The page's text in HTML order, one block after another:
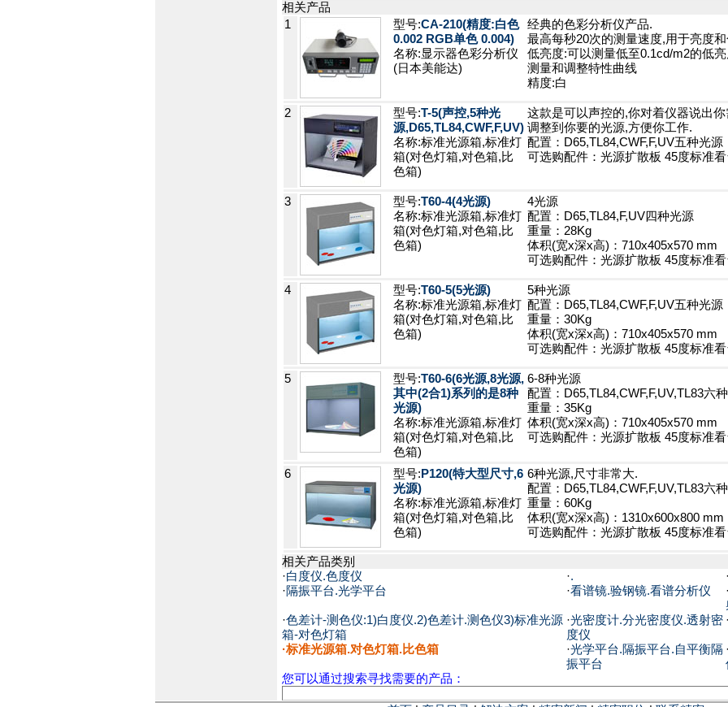
相关产品
1
型号:CA-210(精度:白色
0.002 RGB单色 0.004)
名称:显示器色彩分析仪
(日本美能达)
经典的色彩分析仪产品.
最高每秒20次的测量速度,用于亮度
低亮度:可以测量低至0.1cd/m2的低
测量和调整特性曲线
精度:白
2 型号:T-5(声控,5种光
源,D65,TL84,CWF,F,UV)
名称:标准光源箱,标准灯
箱(对色灯箱,对色箱,比
色箱)
这款是可以声控的,你对着仪器说出
调整到你要的光源,方便你工作.
配置：D65,TL84,CWF,F,UV五种光源
可选购配件：光源扩散板 45度标准
3 型号:T60-4(4光源)
名称:标准光源箱,标准灯
箱(对色灯箱,对色箱,比
色箱)
4光源
配置：D65,TL84,F,UV四种光源
重量：28Kg
体积(宽x深x高)：710x405x570 mm
可选购配件：光源扩散板 45度标准
4 型号:T60-5(5光源)
名称:标准光源箱,标准灯
箱(对色灯箱,对色箱,比
色箱)
5种光源
配置：D65,TL84,CWF,F,UV五种光源
重量：30Kg
体积(宽x深x高)：710x405x570 mm
可选购配件：光源扩散板 45度标准
5 型号:T60-6(6光源,8光源,
其中(2合1)系列的是8种
光源)
名称:标准光源箱,标准灯
箱(对色灯箱,对色箱,比
色箱)
6-8种光源
配置：D65,TL84,CWF,F,UV,TL83六
重量：35Kg
体积(宽x深x高)：710x405x570 mm
可选购配件：光源扩散板 45度标准
6 型号: P120(特大型尺寸,6
光源)
名称:标准光源箱,标准灯
箱(对色灯箱,对色箱,比
色箱)
6种光源,尺寸非常大.
配置：D65,TL84,CWF,F,UV,TL83六
重量：60Kg
体积(宽x深x高)：1310x600x800 mm
可选购配件：光源扩散板 45度标准
相关产品类别
·白度仪.色度仪 ·.
·隔振平台.光学平台 ·看谱镜.验钢镜.看谱分析仪
·色差计-测色仪:1)白度仪.2)色差计.测色仪3)标准光源
箱-对色灯箱
·光密度计.分光密度仪.透射密
度仪
·标准光源箱.对色灯箱.比色箱 ·光学平台.隔振平台.自平衡隔
振平台
您可以通过搜索寻找需要的产品：